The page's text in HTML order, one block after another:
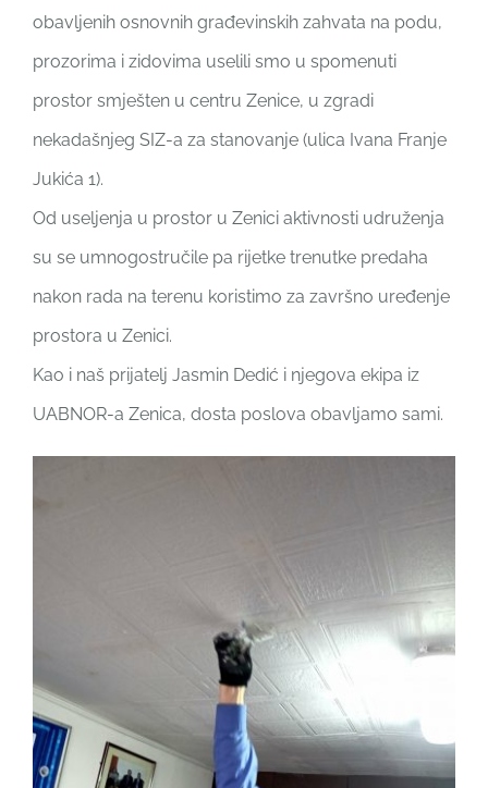
obavljenih osnovnih građevinskih zahvata na podu,
prozorima i zidovima uselili smo u spomenuti
prostor smješten u centru Zenice, u zgradi
nekadašnjeg SIZ-a za stanovanje (ulica Ivana Franje
Jukića 1).
Od useljenja u prostor u Zenici aktivnosti udruženja
su se umnogostručile pa rijetke trenutke predaha
nakon rada na terenu koristimo za završno uređenje
prostora u Zenici.
Kao i naš prijatelj Jasmin Dedić i njegova ekipa iz
UABNOR-a Zenica, dosta poslova obavljamo sami.